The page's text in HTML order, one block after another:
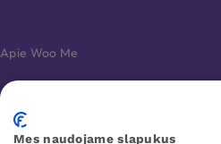
Apie Woo Me
Klientų aptarnavimas
Mes naudojame slapukus